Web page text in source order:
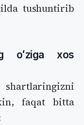
tushuntirib
oʻziga xos
faqat bitta